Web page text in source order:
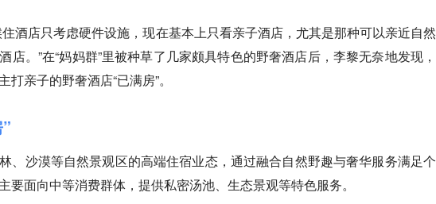
酒店只考虑硬件设施，现在基本上只看亲子酒店，尤其是那种可以亲近自然
店。”在“妈妈群”里被种草了几家颇具特色的野奢酒店后，李黎无奈地发现，
亲子的野奢酒店“已满房”。
、沙漠等自然景观区的高端住宿业态，通过融合自然野趣与奢华服务满足个
要面向中等消费群体，提供私密汤池、生态景观等特色服务。